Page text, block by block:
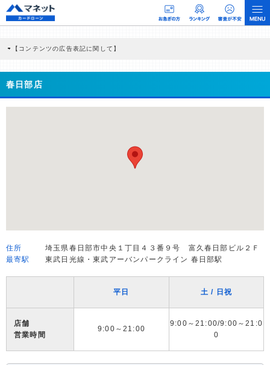
【コンテンツの広告表記に関して】
商品を根拠なくPRするものではなく、当編集部の調査／ユーザーへの口コミ収集な
どに基づき、公平性を担保した情報提供を行っています。
>提携企業一覧
春日部店
住所
埼玉県春日部市中央１丁目４３番９号 富久春日部ビル２Ｆ
最寄駅
東武日光線・東武アーバンパークライン 春日部駅
平日 土 / 日祝
店舗
営業時間
9:00～21:00
9:00～21:00/9:00～21:0
0